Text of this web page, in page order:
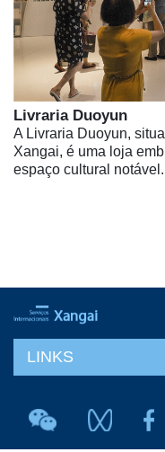
Livraria Duoyun
A Livraria Duoyun,
Xangai, é uma loja
espaço cultural notável.
LINKS